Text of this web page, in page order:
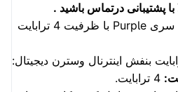
پشتیبانی درتماس باشید .
هارد دیسک وسترن دیجیتال سری Purple با ظرفیت 4 ترابایت
4 ترابایت.